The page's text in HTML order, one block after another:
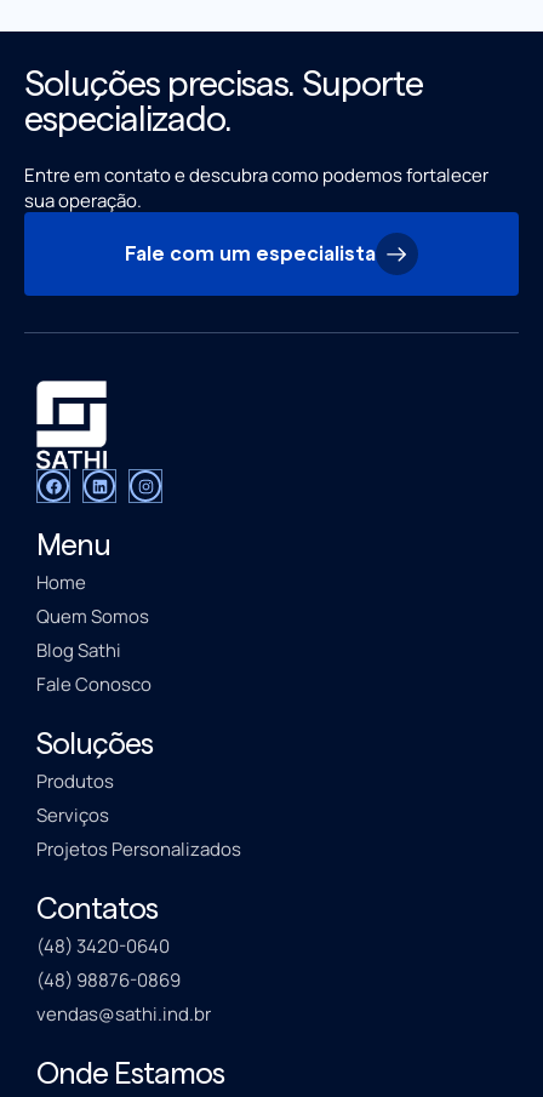
Soluções precisas. Suporte
especializado.
Entre em contato e descubra como podemos fortalecer
sua operação.
Fale com um especialista
Menu
Home
Quem Somos
Blog Sathi
Fale Conosco
Soluções
Produtos
Serviços
Projetos Personalizados
Contatos
(48) 3420-0640
(48) 98876-0869
vendas@sathi.ind.br
Onde Estamos